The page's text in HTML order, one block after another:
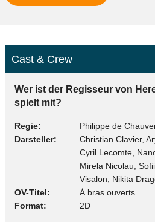
Cast & Crew
Wer ist der Regisseur von
spielt mit?
Regie
Philippe de
Darsteller
Christian Clavier,
Cyril Lecomte,
Mirela Nicolau,
Visalon, Nikita
OV-Titel
À bras ouverts
Format
2D